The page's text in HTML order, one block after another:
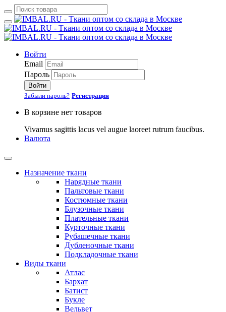
Войти
Email
Пароль
Войти
Забыли пароль? Регистрация
В корзине нет товаров
Vivamus sagittis lacus vel augue laoreet rutrum faucibus.
Валюта
Назначение ткани
Нарядные ткани
Пальтовые ткани
Костюмные ткани
Блузочные ткани
Плательные ткани
Курточные ткани
Рубашечные ткани
Дубленочные ткани
Подкладочные ткани
Виды ткани
Атлас
Бархат
Батист
Букле
Вельвет